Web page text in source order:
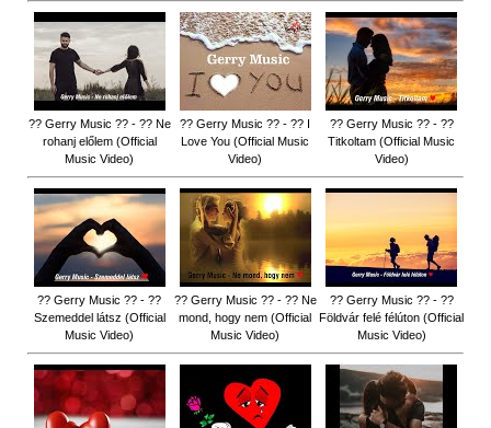
?? Gerry Music ?? - ?? Ne
rohanj előlem (Official
Music Video)
?? Gerry Music ?? - ?? I
Love You (Official Music
Video)
?? Gerry Music ?? - ??
Titkoltam (Official Music
Video)
?? Gerry Music ?? - ??
Szemeddel látsz (Official
Music Video)
?? Gerry Music ?? - ?? Ne
mond, hogy nem (Official
Music Video)
?? Gerry Music ?? - ??
Földvár felé félúton (Official
Music Video)